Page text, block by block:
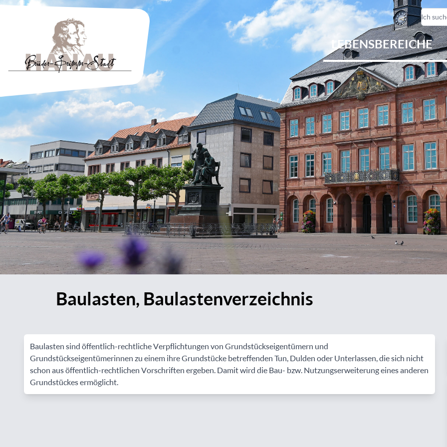
LEBENSBEREICHE
Baulasten, Baulastenverzeichnis
Baulasten sind öffentlich-rechtliche Verpflichtungen von Grundstückseigentümern und
Grundstückseigentümerinnen zu einem ihre Grundstücke betreffenden Tun, Dulden oder Unterlassen, die sich nicht
schon aus öffentlich-rechtlichen Vorschriften ergeben. Damit wird die Bau- bzw. Nutzungserweiterung eines anderen
Grundstückes ermöglicht.